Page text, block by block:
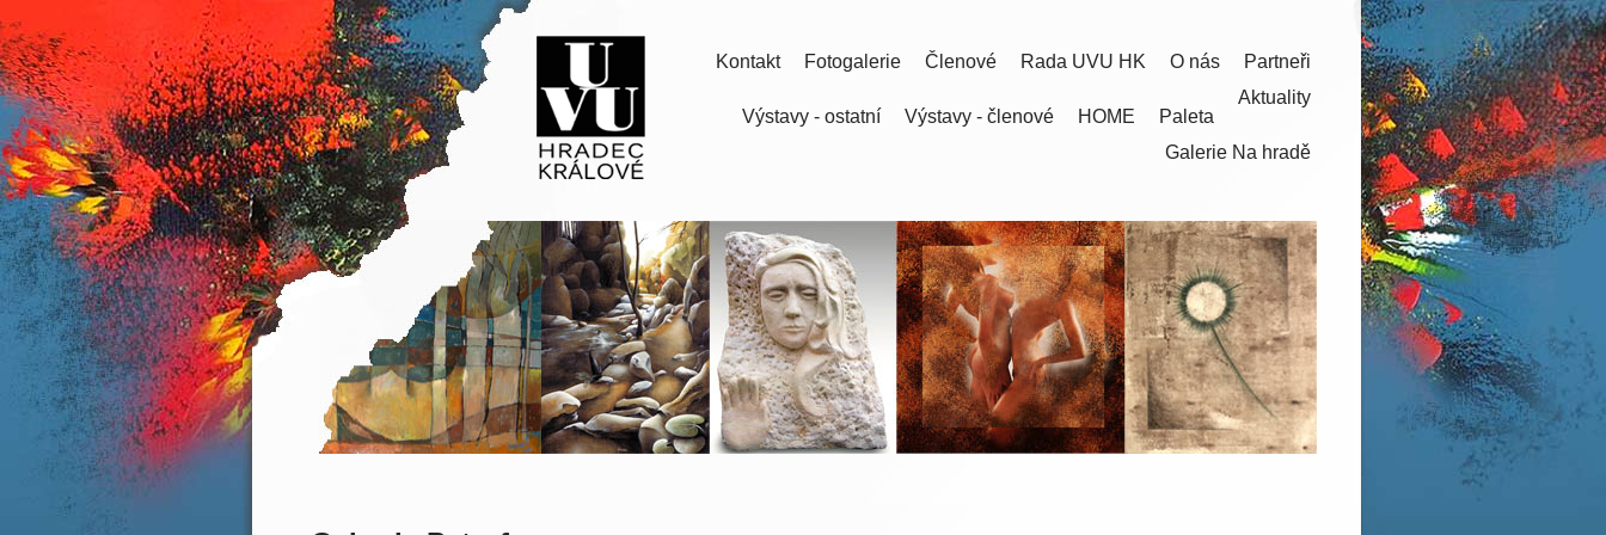
Partneři
O nás
Rada UVU HK
Členové
Fotogalerie
Kontakt
Aktuality
Paleta
HOME
Výstavy - členové
Výstavy - ostatní
Galerie Na hradě